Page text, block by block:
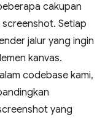
cakupan
Setiap
jalur yang ingin
kanvas.
codebase kami,
yang